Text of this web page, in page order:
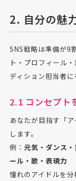
2. 自分の魅
SNS戦略は準備が9
ト・プロフィール
ディション担当者に
2.1 コンセプト
あなたが目指す「
します。
例： 元気・ダンス
ール・歌・表現力
憧れのアイドルを